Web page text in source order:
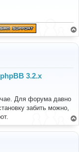
3.2.x
Для форума давно
забить можно,